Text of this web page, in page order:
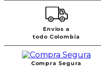
Envios a
todo Colombia
Compra Segura